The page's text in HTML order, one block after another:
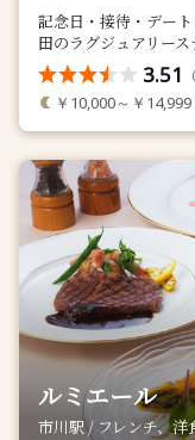
記念日・接待・デー
田のラグジュアリー
3.51 （
￥10,000～￥14,999
ルミエール
市川駅 / フレンチ、洋